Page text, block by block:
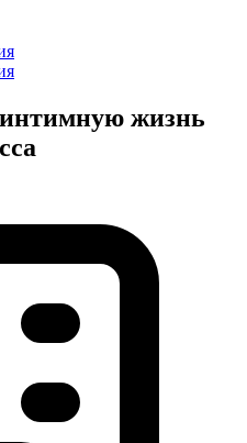
жизнь